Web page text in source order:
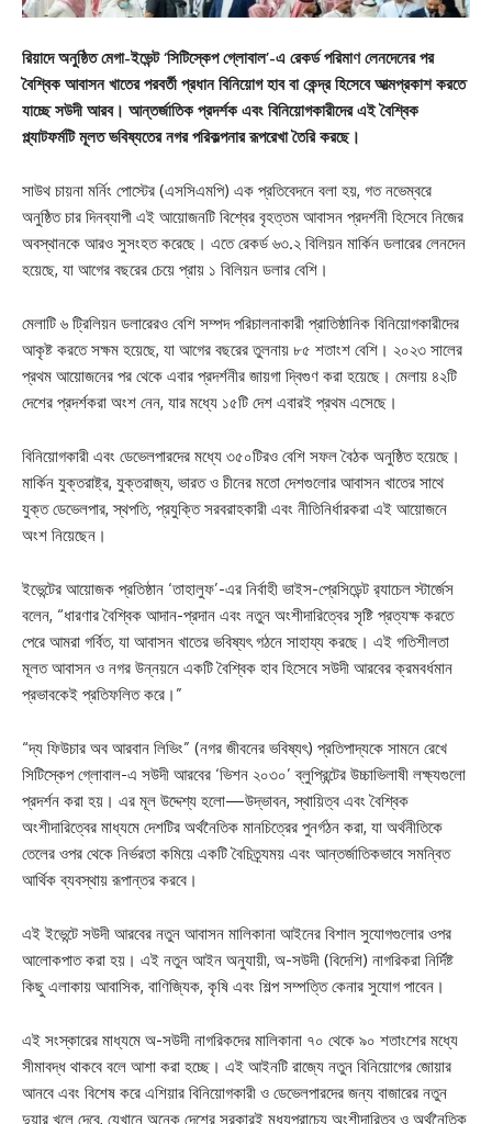
রিয়াদে অনুষ্ঠিত মেগা-ইভেন্ট ‘সিটিস্কেপ গ্লোবাল’-এ রেকর্ড পরিমাণ লেনদেনের পর
বৈশ্বিক আবাসন খাতের পরবর্তী প্রধান বিনিয়োগ হাব বা কেন্দ্র হিসেবে আত্মপ্রকাশ করতে
যাচ্ছে সউদী আরব। আন্তর্জাতিক প্রদর্শক এবং বিনিয়োগকারীদের এই বৈশ্বিক
প্ল্যাটফর্মটি মূলত ভবিষ্যতের নগর পরিকল্পনার রূপরেখা তৈরি করছে।
সাউথ চায়না মর্নিং পোস্টের (এসসিএমপি) এক প্রতিবেদনে বলা হয়, গত নভেম্বরে
অনুষ্ঠিত চার দিনব্যাপী এই আয়োজনটি বিশ্বের বৃহত্তম আবাসন প্রদর্শনী হিসেবে নিজের
অবস্থানকে আরও সুসংহত করেছে। এতে রেকর্ড ৬৩.২ বিলিয়ন মার্কিন ডলারের লেনদেন
হয়েছে, যা আগের বছরের চেয়ে প্রায় ১ বিলিয়ন ডলার বেশি।
মেলাটি ৬ ট্রিলিয়ন ডলারেরও বেশি সম্পদ পরিচালনাকারী প্রাতিষ্ঠানিক বিনিয়োগকারীদের
আকৃষ্ট করতে সক্ষম হয়েছে, যা আগের বছরের তুলনায় ৮৫ শতাংশ বেশি। ২০২৩ সালের
প্রথম আয়োজনের পর থেকে এবার প্রদর্শনীর জায়গা দ্বিগুণ করা হয়েছে। মেলায় ৪২টি
দেশের প্রদর্শকরা অংশ নেন, যার মধ্যে ১৫টি দেশ এবারই প্রথম এসেছে।
বিনিয়োগকারী এবং ডেভেলপারদের মধ্যে ৩৫০টিরও বেশি সফল বৈঠক অনুষ্ঠিত হয়েছে।
মার্কিন যুক্তরাষ্ট্র, যুক্তরাজ্য, ভারত ও চীনের মতো দেশগুলোর আবাসন খাতের সাথে
যুক্ত ডেভেলপার, স্থপতি, প্রযুক্তি সরবরাহকারী এবং নীতিনির্ধারকরা এই আয়োজনে
অংশ নিয়েছেন।
ইভেন্টের আয়োজক প্রতিষ্ঠান ‘তাহালুফ’-এর নির্বাহী ভাইস-প্রেসিডেন্ট র‍্যাচেল স্টার্জেস
বলেন, “ধারণার বৈশ্বিক আদান-প্রদান এবং নতুন অংশীদারিত্বের সৃষ্টি প্রত্যক্ষ করতে
পেরে আমরা গর্বিত, যা আবাসন খাতের ভবিষ্যৎ গঠনে সাহায্য করছে। এই গতিশীলতা
মূলত আবাসন ও নগর উন্নয়নে একটি বৈশ্বিক হাব হিসেবে সউদী আরবের ক্রমবর্ধমান
প্রভাবকেই প্রতিফলিত করে।”
“দ্য ফিউচার অব আরবান লিভিং” (নগর জীবনের ভবিষ্যৎ) প্রতিপাদ্যকে সামনে রেখে
সিটিস্কেপ গ্লোবাল-এ সউদী আরবের ‘ভিশন ২০৩০’ ব্লুপ্রিন্টের উচ্চাভিলাষী লক্ষ্যগুলো
প্রদর্শন করা হয়। এর মূল উদ্দেশ্য হলো—উদ্ভাবন, স্থায়িত্ব এবং বৈশ্বিক
অংশীদারিত্বের মাধ্যমে দেশটির অর্থনৈতিক মানচিত্রের পুনর্গঠন করা, যা অর্থনীতিকে
তেলের ওপর থেকে নির্ভরতা কমিয়ে একটি বৈচিত্র্যময় এবং আন্তর্জাতিকভাবে সমন্বিত
আর্থিক ব্যবস্থায় রূপান্তর করবে।
এই ইভেন্টে সউদী আরবের নতুন আবাসন মালিকানা আইনের বিশাল সুযোগগুলোর ওপর
আলোকপাত করা হয়। এই নতুন আইন অনুযায়ী, অ-সউদী (বিদেশি) নাগরিকরা নির্দিষ্ট
কিছু এলাকায় আবাসিক, বাণিজ্যিক, কৃষি এবং শিল্প সম্পত্তি কেনার সুযোগ পাবেন।
এই সংস্কারের মাধ্যমে অ-সউদী নাগরিকদের মালিকানা ৭০ থেকে ৯০ শতাংশের মধ্যে
সীমাবদ্ধ থাকবে বলে আশা করা হচ্ছে। এই আইনটি রাজ্যে নতুন বিনিয়োগের জোয়ার
আনবে এবং বিশেষ করে এশিয়ার বিনিয়োগকারী ও ডেভেলপারদের জন্য বাজারের নতুন
দুয়ার খুলে দেবে, যেখানে অনেক দেশের সরকারই মধ্যপ্রাচ্যে অংশীদারিত্ব ও অর্থনৈতিক